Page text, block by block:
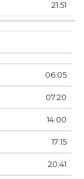
21:51
06:05
07:20
14:00
17:15
20:41